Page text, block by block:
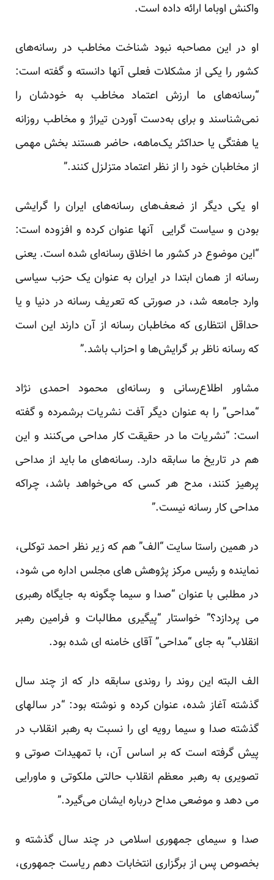
واکنش اوباما ارائه داده است.
او در این مصاحبه نبود شناخت مخاطب در رسانه‌های
کشور را یکی از مشکلات فعلی آنها دانسته و گفته است:
“رسانه‌های ما ارزش اعتماد مخاطب به خودشان را
نمی‌شناسند و برای به‌دست آوردن تیراژ و مخاطب روزانه
یا هفتگی یا حداکثر یک‌ماهه، حاضر هستند بخش مهمی
از مخاطبان خود را از نظر اعتماد متزلزل کنند.”
او یکی دیگر از ضعف‌های رسانه‌های ایران را گرایشی
بودن و سیاست گرایی آنها عنوان کرده و افزوده است:
“این موضوع در کشور ما اخلاق رسانه‌ای شده است. یعنی
رسانه از همان ابتدا در ایران به عنوان یک حزب سیاسی
وارد جامعه شد، در صورتی که تعریف رسانه در دنیا و یا
حداقل انتظاری که مخاطبان رسانه از آن دارند این است
که رسانه ناظر بر گرایش‌ها و احزاب باشد.”
مشاور اطلاع‌رسانی و رسانه‌ای محمود احمدی نژاد
“مداحی” را به عنوان دیگر آفت نشریات برشمرده و گفته
است: “نشریات ما در حقیقت کار مداحی می‌کنند و این
هم در تاریخ ما سابقه دارد. رسانه‌های ما باید از مداحی
پرهیز کنند، مدح هر کسی که می‌خواهد باشد، چراکه
مداحی کار رسانه نیست.”
در همین راستا سایت “الف” هم که زیر نظر احمد توکلی،
نماینده و رئیس مرکز پژوهش های مجلس اداره می شود،
در مطلبی با عنوان “صدا و سیما چگونه به جایگاه رهبری
می پردازد؟” خواستار “پیگیری مطالبات و فرامین رهبر
انقلاب” به جای “مداحی” آقای خامنه ای شده بود.
الف البته این روند را روندی سابقه دار که از چند سال
گذشته آغاز شده، عنوان کرده و نوشته بود: “در سالهای
گذشته صدا و سیما رویه ای را نسبت به رهبر انقلاب در
پیش گرفته است که بر اساس آن، با تمهیدات صوتی و
تصویری به رهبر معظم انقلاب حالتی ملکوتی و ماورایی
می دهد و موضعی مداح درباره ایشان می‌گیرد.”
صدا و سیمای جمهوری اسلامی در چند سال گذشته و
بخصوص پس از برگزاری انتخابات دهم ریاست جمهوری،